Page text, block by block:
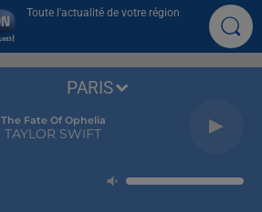
Toute l'actualité de votre région
The Fate Of Ophelia
TAYLOR SWIFT
PARIS